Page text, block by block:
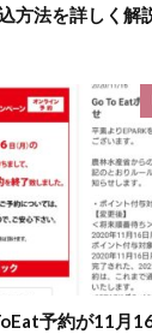
方法を詳しく解
予約が11月